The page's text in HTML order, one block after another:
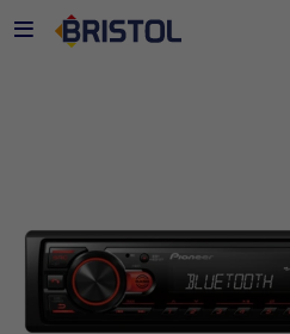
